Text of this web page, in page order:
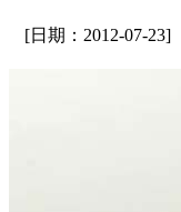
[日期：2012-07-23]